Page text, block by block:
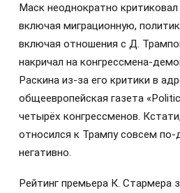
Маск неоднократно
включая миграционную,
включая отношения с Д.
накричал на конгрессмена-
Раскина из-за его критики в
общеевропейская газета
четырёх конгрессменов.
относился к Трампу совсем
негативно.
Рейтинг премьера К. Стармера